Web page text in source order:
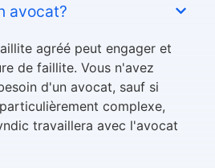
avocat?
agréé peut engager et
de faillite. Vous n'avez
d'un avocat, sauf si
complexe,
travaillera avec l'avocat